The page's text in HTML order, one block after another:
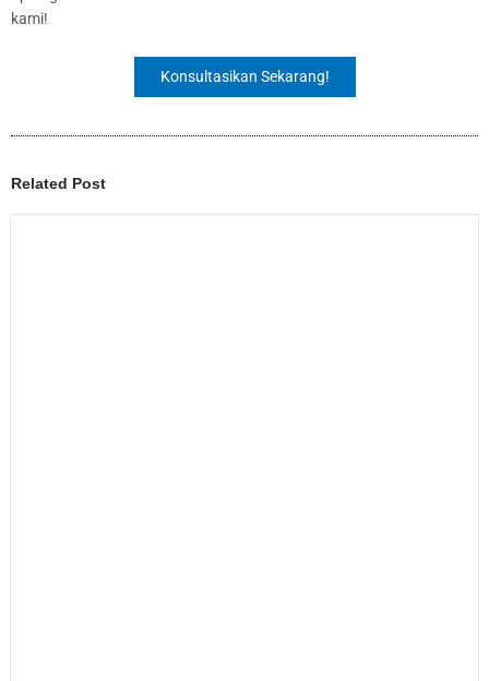
kami!
Konsultasikan Sekarang!
Related Post